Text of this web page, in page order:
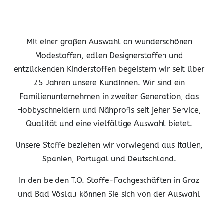
Mit einer großen Auswahl an wunderschönen
Modestoffen, edlen Designerstoffen und
entzückenden Kinderstoffen begeistern wir seit über
25 Jahren unsere KundInnen. Wir sind ein
Familienunternehmen in zweiter Generation, das
Hobbyschneidern und Nähprofis seit jeher Service,
Qualität und eine vielfältige Auswahl bietet.
Unsere Stoffe beziehen wir vorwiegend aus Italien,
Spanien, Portugal und Deutschland.
In den beiden T.O. Stoffe-Fachgeschäften in Graz
und Bad Vöslau können Sie sich von der Auswahl